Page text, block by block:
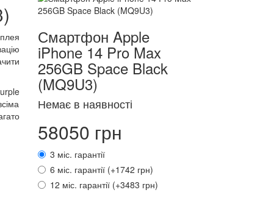
Смартфон Apple
iPhone 14 Pro Max
256GB Space Black
(MQ9U3)
Немає в наявності
58050 грн
3 міс. гарантії
6 міс. гарантії (+1742 грн)
12 міс. гарантії (+3483 грн)